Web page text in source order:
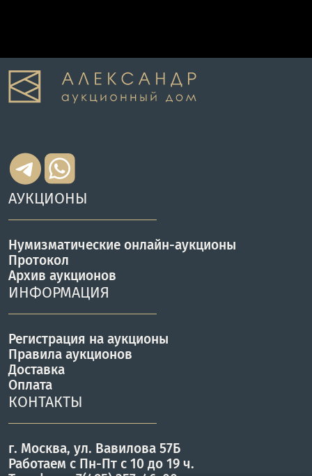
АУКЦИОНЫ
Нумизматические онлайн-аукционы
Протокол
Архив аукционов
ИНФОРМАЦИЯ
Регистрация на аукционы
Правила аукционов
Доставка
Оплата
КОНТАКТЫ
г. Москва, ул. Вавилова 57Б
Работаем с Пн-Пт с 10 до 19 ч.